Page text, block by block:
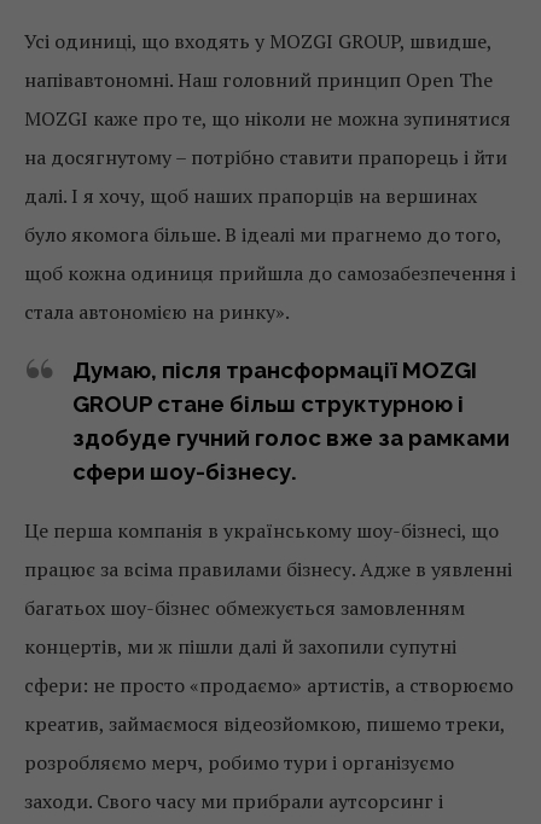
Усі одиниці, що входять у MOZGI GROUP, швидше,
напівавтономні. Наш головний принцип Open The
MOZGI каже про те, що ніколи не можна зупинятися
на досягнутому – потрібно ставити прапорець і йти
далі. І я хочу, щоб наших прапорців на вершинах
було якомога більше. В ідеалі ми прагнемо до того,
щоб кожна одиниця прийшла до самозабезпечення і
стала автономією на ринку».
Думаю, після трансформації MOZGI
GROUP стане більш структурною і
здобуде гучний голос вже за рамками
сфери шоу-бізнесу.
Це перша компанія в українському шоу-бізнесі, що
працює за всіма правилами бізнесу. Адже в уявленні
багатьох шоу-бізнес обмежується замовленням
концертів, ми ж пішли далі й захопили супутні
сфери: не просто «продаємо» артистів, а створюємо
креатив, займаємося відеозйомкою, пишемо треки,
розробляємо мерч, робимо тури і організуємо
заходи. Свого часу ми прибрали аутсорсинг і